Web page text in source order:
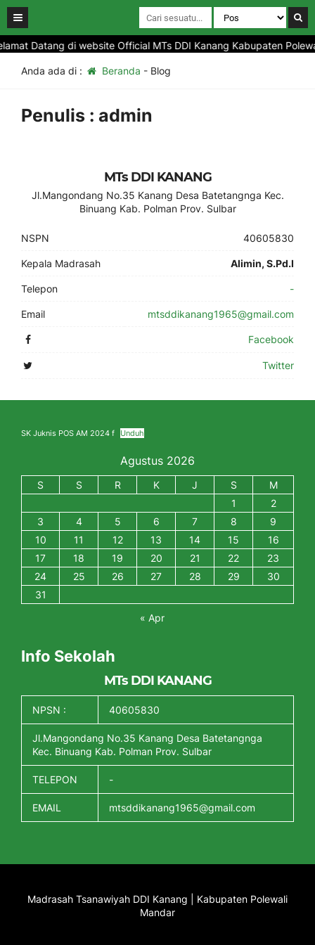
Datang di website Official MTs DDI Kanang Kabupaten
Anda ada di : Beranda - Blog
Penulis : admin
MTs DDI KANANG
Jl.Mangondang No.35 Kanang Desa Batetangnga Kec.
Binuang Kab. Polman Prov. Sulbar
NSPN 40605830
Kepala Madrasah Alimin, S.Pd.I
Telepon -
Email mtsddikanang1965@gmail.com
Facebook
Twitter
SK Juknis POS AM 2024 f Unduh
Agustus 2026
S S R K J S
M
1
2
3
4 5 6 7 8
9
10
11 12 13 14 15
16
17
18 19 20 21 22
23
24
25 26 27 28 29
30
31
« Apr
Info Sekolah
MTs DDI KANANG
NPSN : 40605830
Jl.Mangondang No.35 Kanang Desa Batetangnga
Kec. Binuang Kab. Polman Prov. Sulbar
TELEPON -
EMAIL mtsddikanang1965@gmail.com
Madrasah Tsanawiyah DDI Kanang | Kabupaten Polewali
Mandar